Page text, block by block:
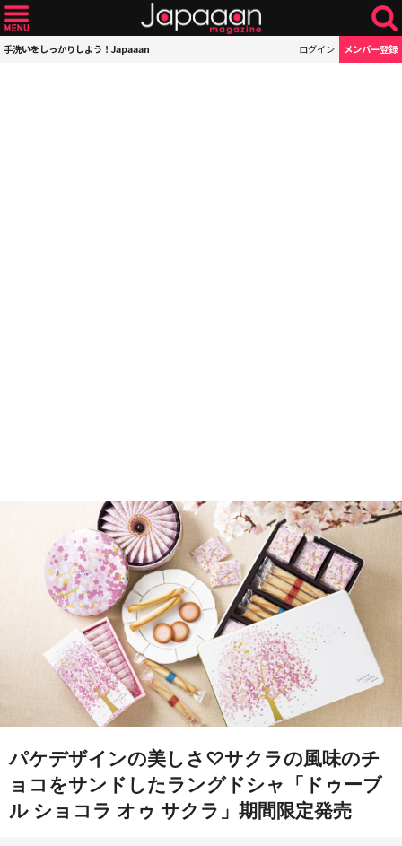
手洗いをしっかりしよう！Japaaan ログイン メンバー登録
パケデザインの美しさ♡サクラの風味のチ
ョコをサンドしたラングドシャ「ドゥーブ
ル ショコラ オゥ サクラ」期間限定発売